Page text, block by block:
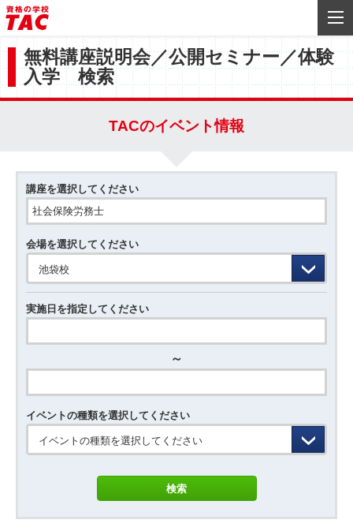
無料講座説明会／公開セミナー／体験
入学 検索
TACのイベント情報
講座を選択してください
会場を選択してください
池袋校
実施日を指定してください
～
イベントの種類を選択してください
イベントの種類を選択してください